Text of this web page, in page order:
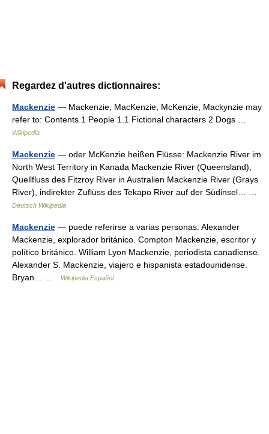
Regardez d'autres dictionnaires:
Mackenzie — Mackenzie, MacKenzie, McKenzie, Mackynzie may
refer to: Contents 1 People 1.1 Fictional characters 2 Dogs …
Wikipedia
Mackenzie — oder McKenzie heißen Flüsse: Mackenzie River im
North West Territory in Kanada Mackenzie River (Queensland),
Quellfluss des Fitzroy River in Australien Mackenzie River (Grays
River), indirekter Zufluss des Tekapo River auf der Südinsel… …
Deutsch Wikipedia
Mackenzie — puede referirse a varias personas: Alexander
Mackenzie, explorador británico. Compton Mackenzie, escritor y
político británico. William Lyon Mackenzie, periodista canadiense.
Alexander S. Mackenzie, viajero e hispanista estadounidense.
Bryan… …
Wikipedia Español